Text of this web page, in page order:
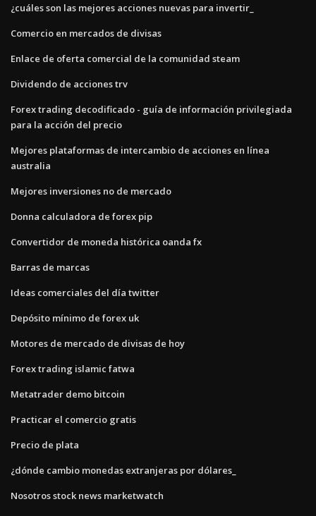
¿cuáles son las mejores acciones nuevas para invertir_
Comercio en mercados de divisas
Enlace de oferta comercial de la comunidad steam
Dividendo de acciones trv
Forex trading decodificado - guía de información privilegiada
para la acción del precio
Mejores plataformas de intercambio de acciones en línea
australia
Mejores inversiones no de mercado
Donna calculadora de forex pip
Convertidor de moneda histórica oanda fx
Barras de marcas
Ideas comerciales del día twitter
Depósito mínimo de forex uk
Motores de mercado de divisas de hoy
Forex trading islamic fatwa
Metatrader demo bitcoin
Practicar el comercio gratis
Precio de plata
¿dónde cambio monedas extranjeras por dólares_
Nosotros stock news marketwatch